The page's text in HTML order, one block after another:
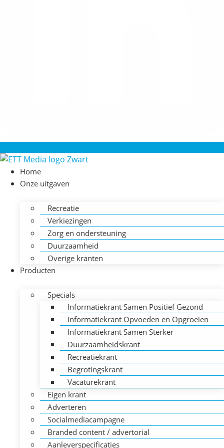
Home
Onze uitgaven
Recreatie
Verkiezingen
Zorg en ondersteuning
Duurzaamheid
Overige kranten
Producten
Specials
Informatiekrant Samen Positief Gezond
Informatiekrant Opvoeden en Opgroeien
Informatiekrant Samen Sterker
Duurzaamheidskrant
Recreatiekrant
Begrotingskrant
Vacaturekrant
Eigen krant
Adverteren
Socialmediacampagne
Branded content / advertorial
Aanleverspecificaties